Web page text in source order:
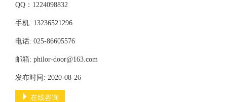
QQ：1224098832
手机: 13236521296
电话: 025-86605576
邮箱: philor-door@163.com
发布时间: 2020-08-26
在线咨询